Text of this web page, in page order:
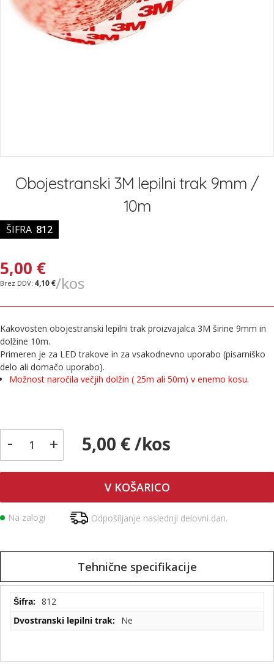
začetekObojestranski 3M lepilni trak 9mm /
10m
ŠIFRA 812
5,00 €
4,10 €/kos
Kakovosten obojestranski lepilni trak proizvajalca 3M širine 9mm in
dolžine 10m.
Primeren je za LED trakove in za vsakodnevno uporabo (pisarniško
delo ali domačo uporabo).
Možnost naročila večjih dolžin ( 25m ali 50m) v enemo kosu.
- + 5,00 € /kos
V KOŠARICO
Na zalogi Odpošiljanje naslednji delovni dan.
Tehnične specifikacije
Tehnične
specifikacije
812
Ne